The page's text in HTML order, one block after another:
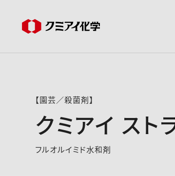
【園芸／殺菌剤】
クミアイ スト
フルオルイミド水和剤